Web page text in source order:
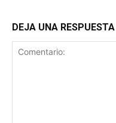
DEJA UNA RESPUESTA